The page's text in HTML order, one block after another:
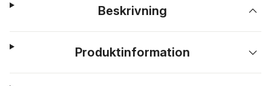
Beskrivning
Produktinformation